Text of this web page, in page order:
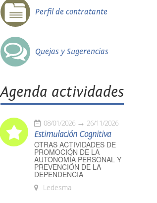
Perfil de contratante
Quejas y Sugerencias
Agenda actividades
08/01/2026 26/11/2026
Estimulación Cognitiva
OTRAS ACTIVIDADES DE
PROMOCIÓN DE LA
AUTONOMÍA PERSONAL Y
PREVENCIÓN DE LA
DEPENDENCIA
Ledesma